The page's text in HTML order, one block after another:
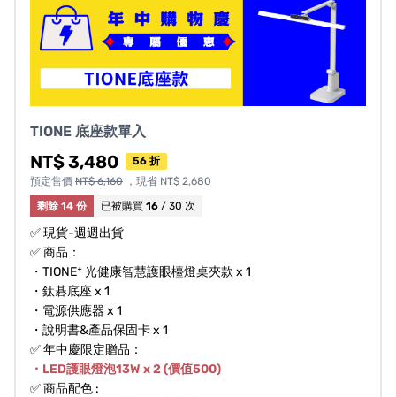
TIONE 底座款單入
NT$ 3,480
56 折
預定售價 NT$ 6,160 ，現省 NT$ 2,680
剩餘 14 份
已被購買 16 / 30 次
✅ 現貨-週週出貨
✅ 商品：
・TIONE⁺ 光健康智慧護眼檯燈桌夾款 x 1
・鈦碁底座 x 1
・電源供應器 x 1
・說明書&產品保固卡 x 1
✅ 年中慶限定贈品：
・LED護眼燈泡13W x 2 (價值500)
✅ 商品配色 :